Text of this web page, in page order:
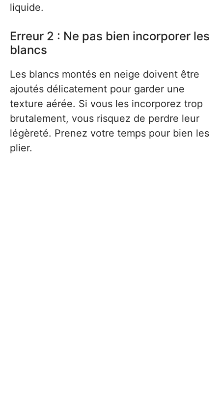
liquide.
Erreur 2 : Ne pas bien incorporer les
blancs
Les blancs montés en neige doivent être
ajoutés délicatement pour garder une
texture aérée. Si vous les incorporez trop
brutalement, vous risquez de perdre leur
légèreté. Prenez votre temps pour bien les
plier.